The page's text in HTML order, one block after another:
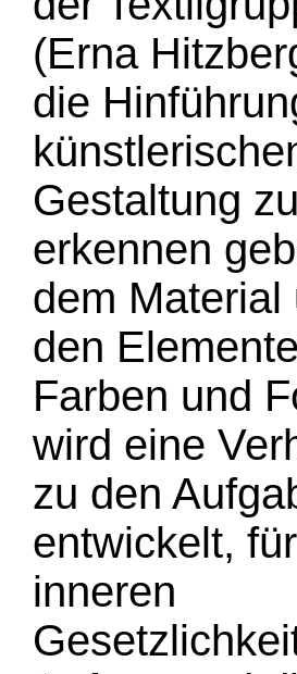
(Erna
die
Gestaltung zu
erkennen
dem Material
den
Farben und
wird eine
zu den
entwickelt,
inneren